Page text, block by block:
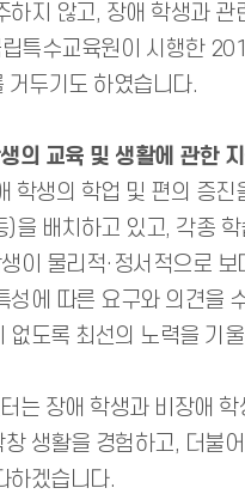
하지 않고, 장애 학생과
특수교육원이 시행한
거두기도 하였습니다.
의 교육 및 생활에 관한
학생의 학업 및 편의 증
을 배치하고 있고, 각종
이 물리적·정서적으로
성에 따른 요구와 의견을
없도록 최선의 노력을 기
는 장애 학생과 비장애
생활을 경험하고, 더불
하겠습니다.